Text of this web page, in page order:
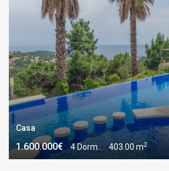
Casa
1.600.000€ 4 Dorm.. 403.00 m2